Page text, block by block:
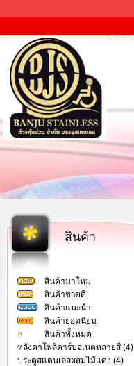
สินค้า
สินค้ามาใหม่
สินค้าขายดี
สินค้าแนะนำ
สินค้ายอดนิยม
สินค้าทั้งหมด
หลังคาโพลีคาร์บอเนตหลายสี (4)
ประตูสแตนเลสผสมไม้แดง (4)